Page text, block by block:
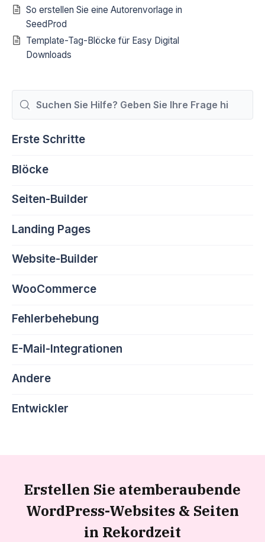
So erstellen Sie eine Autorenvorlage in
SeedProd
Template-Tag-Blöcke für Easy Digital
Downloads
nach
Erste Schritte
Blöcke
Seiten-Builder
Landing Pages
Website-Builder
WooCommerce
Fehlerbehebung
E-Mail-Integrationen
Andere
Entwickler
Erstellen Sie atemberaubende
WordPress-Websites & Seiten
in Rekordzeit